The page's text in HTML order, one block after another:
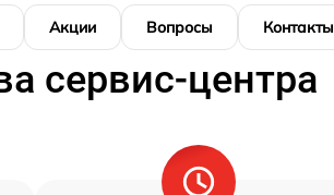
Акции Вопросы Контакты
сервис-центра